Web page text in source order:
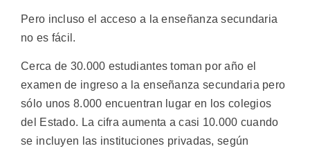
Pero incluso el acceso a la enseñanza secundaria
no es fácil.
Cerca de 30.000 estudiantes toman por año el
examen de ingreso a la enseñanza secundaria pero
sólo unos 8.000 encuentran lugar en los colegios
del Estado. La cifra aumenta a casi 10.000 cuando
se incluyen las instituciones privadas, según